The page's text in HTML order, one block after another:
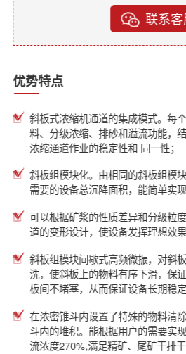
联系
优势特点
斜板式浓缩机通道的集成模式。每
料、分级浓缩、排砂和溢流功能，
浓缩通道作业的稳定性和 同一性；
斜板组模块化。由相同的斜板组模
需要的设备总沉降面积，能简单实
可以根据矿浆的性质差异和分级粒
道的变形设计，使设备发挥理想效果
斜板组模块间歇式高频微振，对斜
洗，使斜板上的物料有序下滑，保
板间不堵塞，从而保证设备长期稳
在浓密锥斗内设置了特殊的物料清
斗内的堆积。能根据用户的需要实
流浓度270%,满足精矿、尾矿干排干